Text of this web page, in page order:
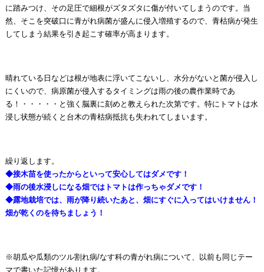
に踏みつけ、その足圧で細根がズタズタに傷が付いてしまうのです。当
然、そこを突破口に青がれ病菌が盛んに侵入増殖するので、青枯病が発生
してしまう結果を引き起こす確率が高まります。
晴れている日などは根が地表に浮いてこないし、水分がないと菌が侵入し
にくいので、病原菌が侵入するタイミングは雨の後の農作業時であ
る！・・・・・と強く脳裏に刻めと教えられた次第です。特にトマトは水
浸し状態が続くと台木の青枯病抵抗も失われてしまいます。
繰り返します。
◆接木苗を使ったからといって安心してはダメです！
◆雨の後水浸しになる畑ではトマトは作っちゃダメです！
◆露地栽培では、雨が降り続いたあと、畑にすぐに入ってはいけません！
畑が乾くのを待ちましょう！
※胡瓜や瓜類のツル割れ病/なす科の青がれ病について、以前も同じテー
マで書いた記憶があります。